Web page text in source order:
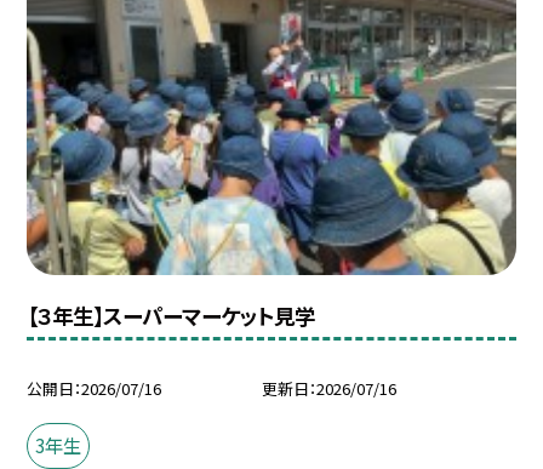
【３年生】スーパーマーケット見学
公開日 2026/07/16 更新日 2026/07/16
3年生